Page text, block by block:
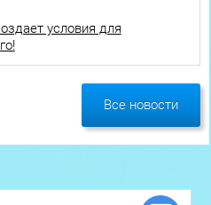
условия для
Все новости